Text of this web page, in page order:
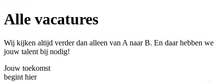
Alle vacatures
Wij kijken altijd verder dan alleen van A naar B. En daar hebben we
jouw talent bij nodig!
Jouw toekomst
begint hier